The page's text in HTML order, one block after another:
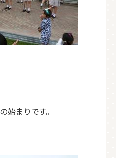
始まりです。